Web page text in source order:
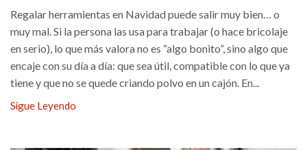
Regalar herramientas en Navidad puede salir muy bien… o
muy mal. Si la persona las usa para trabajar (o hace bricolaje
en serio), lo que más valora no es “algo bonito”, sino algo que
encaje con su día a día: que sea útil, compatible con lo que ya
tiene y que no se quede criando polvo en un cajón. En...
Sigue Leyendo